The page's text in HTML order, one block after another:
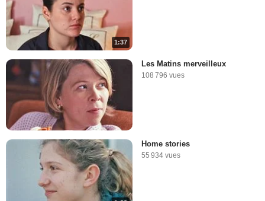
1:37
Les Matins merveilleux
108 796 vues
Home stories
55 934 vues